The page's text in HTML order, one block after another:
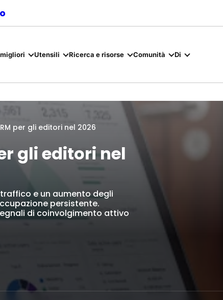
Utensili Ricerca e risorse Comunità Di
per gli editori nel 2026
gli editori nel
e un aumento degli
persistente.
di coinvolgimento attivo